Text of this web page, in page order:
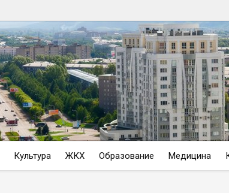
Культура ЖКХ Образование Медицина